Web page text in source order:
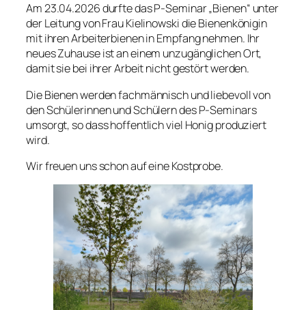
Am 23.04.2026 durfte das P-Seminar „Bienen“ unter
der Leitung von Frau Kielinowski die Bienenkönigin
mit ihren Arbeiterbienen in Empfang nehmen. Ihr
neues Zuhause ist an einem unzugänglichen Ort,
damit sie bei ihrer Arbeit nicht gestört werden.
Die Bienen werden fachmännisch und liebevoll von
den Schülerinnen und Schülern des P-Seminars
umsorgt, so dass hoffentlich viel Honig produziert
wird.
Wir freuen uns schon auf eine Kostprobe.